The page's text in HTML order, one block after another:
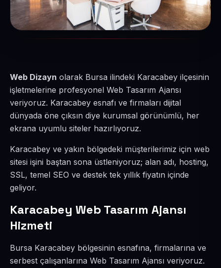
Web Dizayn olarak Bursa ilindeki Karacabey ilçesinin
işletmelerine profesyonel Web Tasarım Ajansı
veriyoruz. Karacabey esnafı ve firmaları dijital
dünyada öne çıksın diye kurumsal görünümlü, her
ekrana uyumlu siteler hazırlıyoruz.
Karacabey ve yakın bölgedeki müşterilerimiz için web
sitesi işini baştan sona üstleniyoruz; alan adı, hosting,
SSL, temel SEO ve destek tek yıllık fiyatın içinde
geliyor.
Karacabey Web Tasarım Ajansı
Hizmeti
Bursa Karacabey bölgesinin esnafına, firmalarına ve
serbest çalışanlarına Web Tasarım Ajansı veriyoruz.